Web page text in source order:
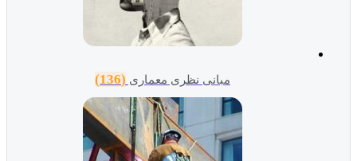
مبانی نظری معماری (136)